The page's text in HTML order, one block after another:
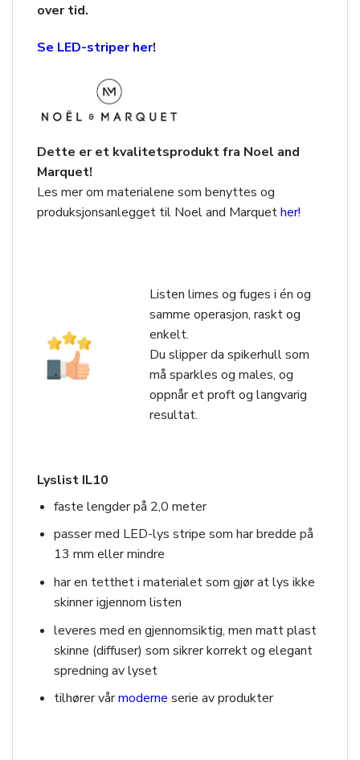
over tid.
Se LED-striper her!
Dette er et kvalitetsprodukt fra Noel and
Marquet!
Les mer om materialene som benyttes og
produksjonsanlegget til Noel and Marquether!
Listen limes og fuges i én og
samme operasjon, raskt og
enkelt.
Du slipper da spikerhull som
må sparkles og males, og
oppnår et proft og langvarig
resultat.
Lyslist IL10
faste lengder på 2,0 meter
passer med LED-lys stripe som har bredde på
13 mm eller mindre
har en tetthet i materialet som gjør at lys ikke
skinner igjennom listen
leveres med en gjennomsiktig, men matt plast
skinne (diffuser) som sikrer korrekt og elegant
spredning av lyset
tilhører vårmoderne serie av produkter